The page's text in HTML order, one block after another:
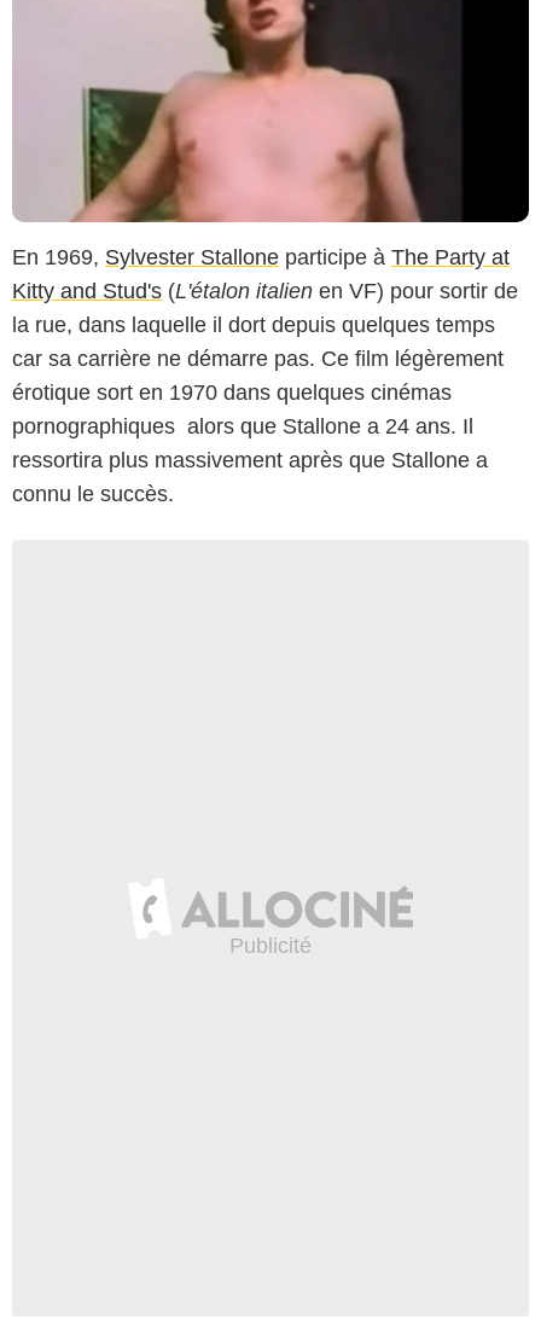
En 1969, Sylvester Stallone participe à The Party at
Kitty and Stud's (L'étalon italien en VF) pour sortir de
la rue, dans laquelle il dort depuis quelques temps
car sa carrière ne démarre pas. Ce film légèrement
érotique sort en 1970 dans quelques cinémas
pornographiques alors que Stallone a 24 ans. Il
ressortira plus massivement après que Stallone a
connu le succès.